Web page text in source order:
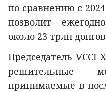
по сравнению с
позволит
около 23 трлн
Председатель
решительные
принимаемые в